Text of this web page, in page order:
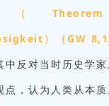
）（GW
中反对当时历史学家
点，认为人类从本